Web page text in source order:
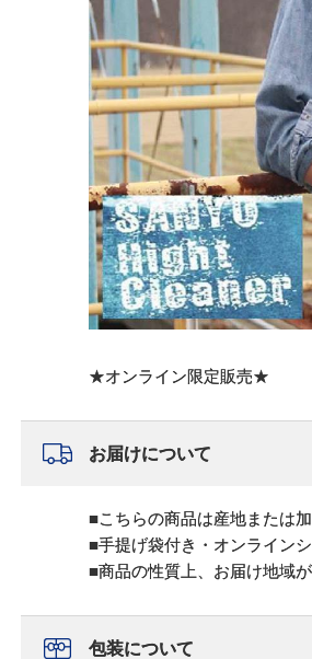
★オンライン限定販売★
お届けについて
■こちらの商品は産地または
■手提げ袋付き・オンライン
■商品の性質上、お届け地域
包装について